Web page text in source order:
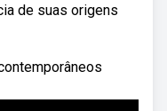
de suas origens